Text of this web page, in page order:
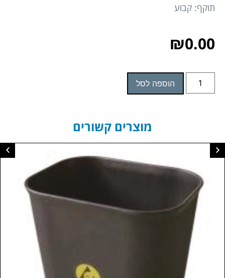
תוקף: קבוע
₪0.00
הוספה לסל
מוצרים קשורים